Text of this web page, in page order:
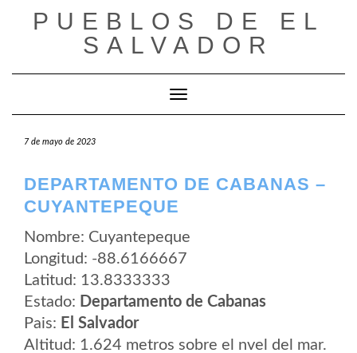
PUEBLOS DE EL
SALVADOR
Cambiar modo de navegación
7 de mayo de 2023
DEPARTAMENTO DE CABANAS –
CUYANTEPEQUE
Nombre: Cuyantepeque
Longitud: -88.6166667
Latitud: 13.8333333
Estado: Departamento de Cabanas
Pais: El Salvador
Altitud: 1.624 metros sobre el nvel del mar.